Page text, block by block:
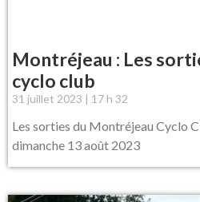
Montréjeau : Les
cyclo club
31 juillet 2023 17 h 32
Les sorties du Montréjeau Cyclo
dimanche 13 août 2023